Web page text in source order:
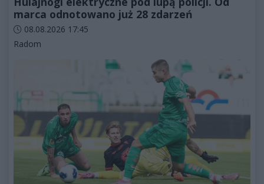
marca odnotowano już 28 zdarzeń
Data dodania artykułu:
08.08.2026 17:45
Kategorie artykułu:
Radom